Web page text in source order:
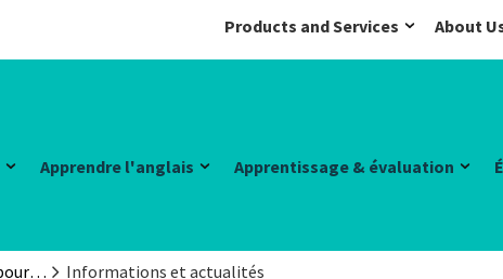
Products and Services About
Apprendre l'anglais Apprentissage & évaluation
Informations pour centres de préparation Informations et actualités